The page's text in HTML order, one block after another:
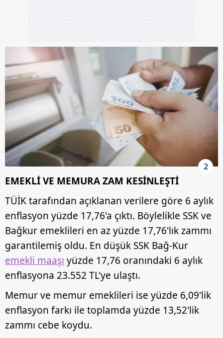
2
EMEKLİ VE MEMURA ZAM KESİNLEŞTİ
TÜİK tarafından açıklanan verilere göre 6 aylık
enflasyon yüzde 17,76'a çıktı. Böylelikle SSK ve
Bağkur emeklileri en az yüzde 17,76'lık zammı
garantilemiş oldu. En düşük SSK Bağ-Kur
emekli maaşı yüzde 17,76 oranındaki 6 aylık
enflasyona 23.552 TL'ye ulaştı.
Memur ve memur emeklileri ise yüzde 6,09'lik
enflasyon farkı ile toplamda yüzde 13,52'lik
zammı cebe koydu.